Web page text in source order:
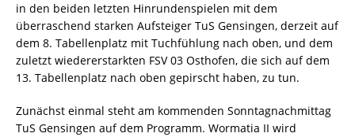
in den beiden letzten Hinrundenspielen mit dem
überraschend starken Aufsteiger TuS Gensingen, derzeit auf
dem 8. Tabellenplatz mit Tuchfühlung nach oben, und dem
zuletzt wiedererstarkten FSV 03 Osthofen, die sich auf dem
13. Tabellenplatz nach oben gepirscht haben, zu tun.
Zunächst einmal steht am kommenden Sonntagnachmittag
TuS Gensingen auf dem Programm. Wormatia II wird